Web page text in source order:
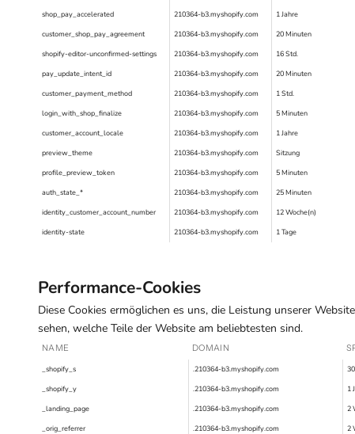
shop_pay_accelerated 210364-b3.myshopify.com 1 Jahre
customer_shop_pay_agreement 210364-b3.myshopify.com 20 Minuten
shopify-editor-unconfirmed-settings 210364-b3.myshopify.com 16 Std.
pay_update_intent_id 210364-b3.myshopify.com 20 Minuten
customer_payment_method 210364-b3.myshopify.com 1 Std.
login_with_shop_finalize 210364-b3.myshopify.com 5 Minuten
customer_account_locale 210364-b3.myshopify.com 1 Jahre
preview_theme 210364-b3.myshopify.com Sitzung
profile_preview_token 210364-b3.myshopify.com 5 Minuten
auth_state_* 210364-b3.myshopify.com 25 Minuten
identity_customer_account_number 210364-b3.myshopify.com 12 Woche(n)
identity-state 210364-b3.myshopify.com 1 Tage
Performance-Cookies
Diese Cookies ermöglichen es uns, die Leistung unserer
sehen, welche Teile der Website am beliebtesten sind.
NAME DOMAIN
_shopify_s .210364-b3.myshopify.com
_shopify_y .210364-b3.myshopify.com 1
_landing_page .210364-b3.myshopify.com 2
_orig_referrer .210364-b3.myshopify.com 2